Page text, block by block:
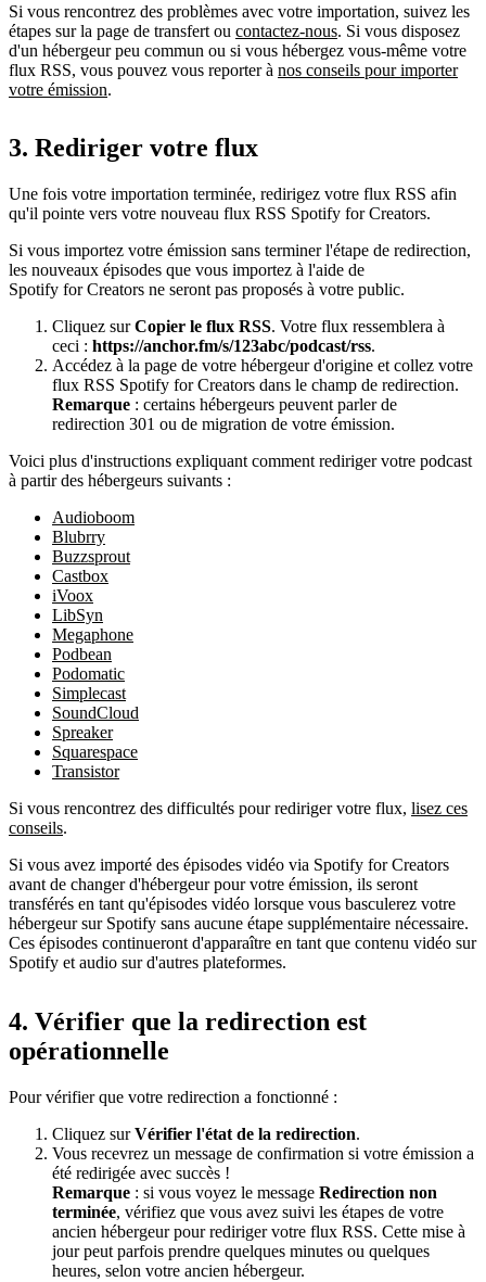
Si vous rencontrez des problèmes avec votre importation, suivez les
étapes sur la page de transfert ou contactez-nous. Si vous disposez
d'un hébergeur peu commun ou si vous hébergez vous-même votre
flux RSS, vous pouvez vous reporter à nos conseils pour importer
votre émission.
3. Rediriger votre flux
Une fois votre importation terminée, redirigez votre flux RSS afin
qu'il pointe vers votre nouveau flux RSS Spotify for Creators.
Si vous importez votre émission sans terminer l'étape de redirection,
les nouveaux épisodes que vous importez à l'aide de
Spotify for Creators ne seront pas proposés à votre public.
Cliquez surCopier le flux RSS. Votre flux ressemblera à
ceci : https://anchor.fm/s/123abc/podcast/rss.
Accédez à la page de votre hébergeur d'origine et collez votre
flux RSS Spotify for Creators dans le champ de redirection.
Remarque : certains hébergeurs peuvent parler de
redirection 301 ou de migration de votre émission.
Voici plus d'instructions expliquant comment rediriger votre podcast
à partir des hébergeurs suivants :
Audioboom
Blubrry
Buzzsprout
Castbox
iVoox
LibSyn
Megaphone
Podbean
Podomatic
Simplecast
SoundCloud
Spreaker
Squarespace
Transistor
Si vous rencontrez des difficultés pour rediriger votre flux, lisez ces
conseils.
Si vous avez importé des épisodes vidéo via Spotify for Creators
avant de changer d'hébergeur pour votre émission, ils seront
transférés en tant qu'épisodes vidéo lorsque vous basculerez votre
hébergeur sur Spotify sans aucune étape supplémentaire nécessaire.
Ces épisodes continueront d'apparaître en tant que contenu vidéo sur
Spotify et audio sur d'autres plateformes.
4. Vérifier que la redirection est
opérationnelle
Pour vérifier que votre redirection a fonctionné :
Cliquez surVérifier l'état de la redirection.
Vous recevrez un message de confirmation si votre émission a
été redirigée avec succès !
Remarque : si vous voyez le message Redirection non
terminée, vérifiez que vous avez suivi les étapes de votre
ancien hébergeur pour rediriger votre flux RSS. Cette mise à
jour peut parfois prendre quelques minutes ou quelques
heures, selon votre ancien hébergeur.